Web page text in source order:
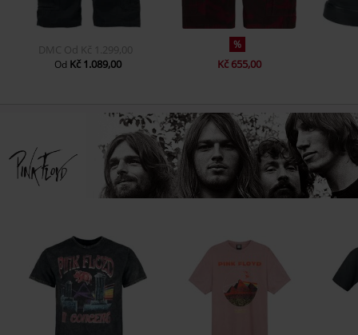
DMC Od Kč 1.299,00
Od Kč 1.089,00
%
Kč 655,00